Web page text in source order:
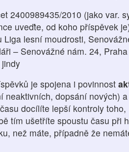
2400989435/2010 (jako var.
uveďte, od koho příspěvek
Liga lesní moudrosti,
– Senovážné nám. 24,
je spojena i povinnost
neaktivních, dopsání nových)
docílíte lepší kontroly
tím ušetříte spoustu času při
než máte, případně že